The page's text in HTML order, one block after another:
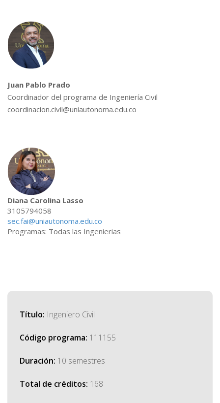
Juan Pablo Prado
Coordinador del programa de Ingeniería Civil
coordinacion.civil@uniautonoma.edu.co
Diana Carolina Lasso
3105794058
sec.fai@uniautonoma.edu.co
Programas: Todas las Ingenierias
Título: Ingeniero Civil
Código programa: 111155
Duración: 10 semestres
Total de créditos: 168